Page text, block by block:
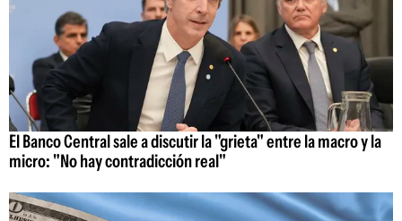
El Banco Central sale a discutir la "grieta" entre la macro y la
micro: "No hay contradicción real"